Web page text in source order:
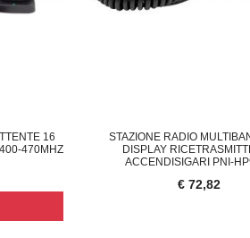
16
470MHZ
STAZIONE RADIO
DISPLAY
ACCENDISIGARI PNI-
€ 72,82